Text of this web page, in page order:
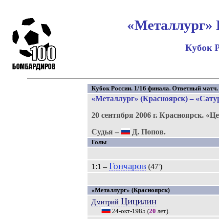
«Металлург»
Кубок
Кубок России. 1/16 финала. Ответный матч.
«Металлург» (Красноярск) –
20 сентября 2006 г. Красноярск.
Судья –
Д. Попов.
Голы
1:1 – Гончаров(47')
«Металлург» (Красноярск)
Дмитрий Цицилин
24-окт-1985 (20 лет).